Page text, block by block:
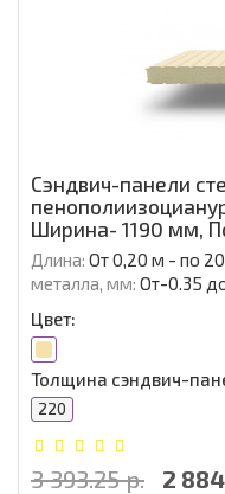
Сэндвич-панели
Ширина- 1190 мм,
Длина: От 0,20 м - по
металла, мм: От-0.35
Цвет:
Толщина сэндвич-
220
3 393.25 р. 2